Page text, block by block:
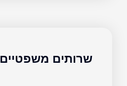
שרותים משפטיים